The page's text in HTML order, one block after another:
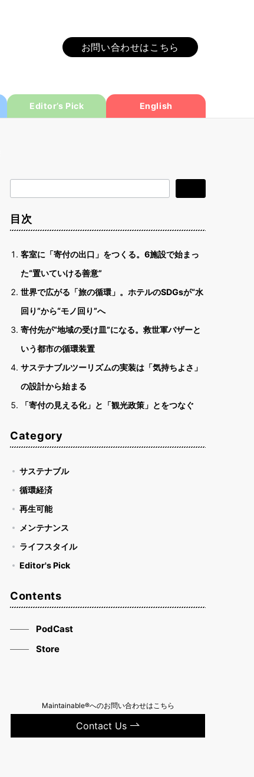
お問い合わせはこちら
Editor’s Pick English
索
目次
客室に「寄付の出口」をつくる。6施設で始まっ
た“置いていける善意”
世界で広がる「旅の循環」。ホテルのSDGsが“水
回り”から“モノ回り”へ
寄付先が“地域の受け皿”になる。救世軍バザーと
いう都市の循環装置
サステナブルツーリズムの実装は「気持ちよさ」
の設計から始まる
「寄付の見える化」と「観光政策」とをつなぐ
Category
サステナブル
循環経済
再生可能
メンテナンス
ライフスタイル
Editor's Pick
Contents
PodCast
Store
Maintainable®へのお問い合わせはこちら
Contact Us